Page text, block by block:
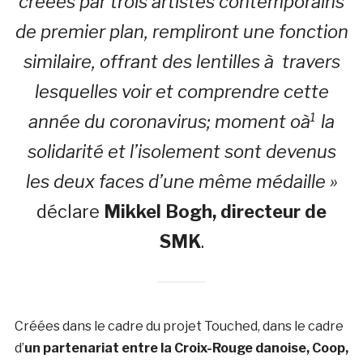
de premier plan, rempliront une fonction
similaire, offrant des lentilles à travers
lesquelles voir et comprendre cette
année du coronavirus; moment oà¹ la
solidarité et l’isolement sont devenus
les deux faces d’une même médaille »
déclare Mikkel Bogh, directeur de
SMK.
Créées dans le cadre du projet Touched, dans le cadre
d’un partenariat entre la Croix-Rouge danoise, Coop,